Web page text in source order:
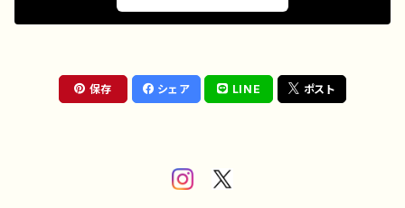
保存 シェア LINE ポスト